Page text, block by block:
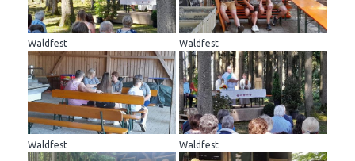
Waldfest Waldfest
Waldfest Waldfest